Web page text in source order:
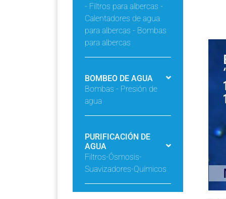
- Filtros para albercas -
Calentadores de agua
para albercas - Bombas
para albercas
BOMBEO DE AGUA
Bombas - Presión de
agua
PURIFICACIÓN DE
AGUA
Filtros-Ósmosis-
Suavizadores-Químicos